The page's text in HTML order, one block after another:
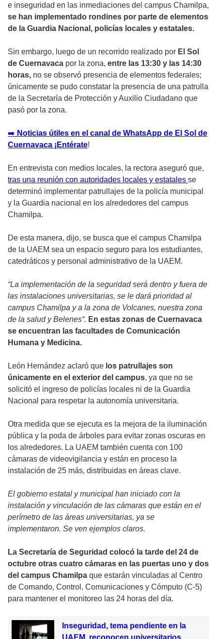
e inseguridad en las inmediaciones del campus Chamilpa,
se han implementado rondines por parte de elementos
de la Guardia Nacional, policías locales y estatales.
Sin embargo, luego de un recorrido realizado por El Sol
de Cuernavaca por la zona, entre las 13:30 y las 14:30
horas, no se observó presencia de elementos federales;
únicamente se pudo constatar la presencia de una patrulla
de la Secretaría de Protección y Auxilio Ciudadano que
pasó por la zona.
➡ ️ Noticias útiles en el canal de WhatsApp de El Sol de
Cuernavaca ¡Entérate!
En entrevista con medios locales, la rectora aseguró que,
tras una reunión con autoridades locales y estatales se
determinó implementar patrullajes de la policía municipal
y la Guardia nacional en los alrededores del campus
Chamilpa.
De esta manera, dijo, se busca que el campus Chamilpa
de la UAEM sea un espacio seguro para los estudiantes,
catedráticos y personal administrativo de la UAEM.
“La implementación de la seguridad será dentro y fuera de
las instalaciones universitarias, se le dará prioridad al
campus Chamilpa y a la zona de Volcanes, nuestra zona
de la salud y Belenes“. En estas zonas de Cuernavaca
se encuentran las facultades de Comunicación
Humana y Medicina.
León Hernández aclaró que los patrullajes son
únicamente en el exterior del campus, ya que no se
solicitó el ingreso de policías locales ni de la Guardia
Nacional para respetar la autonomía universitaria.
Otra medida que se ejecuta es la mejora de la iluminación
pública y la poda de árboles para evitar zonas oscuras en
los alrededores. La UAEM también cuenta con 100
cámaras de videovigilancia y están en proceso la
instalación de 25 más, distribuidas en áreas clave.
El gobierno estatal y municipal han iniciado con la
instalación y vinculación de las cámaras que están en el
perímetro de las áreas universitarias, ya se
implementaron. Se ven ejemplos claros.
La Secretaría de Seguridad colocó la tarde del 24 de
octubre otras cuatro cámaras en las puertas uno y dos
del campus Chamilpa que estarán vinculadas al Centro
de Comando, Control, Comunicaciones y Cómputo (C-5)
para mantener el monitoreo las 24 horas del día.
Inseguridad, tema pendiente en la
UAEM, reconocen universitarios